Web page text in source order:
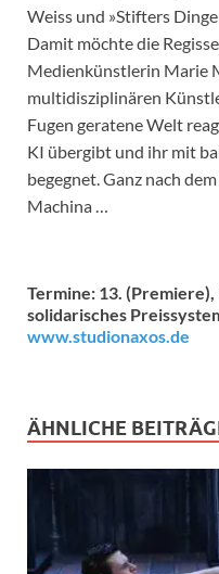
Weiss und »Stifters
Damit möchte die
Medienkünstlerin Marie
multidisziplinären
Fugen geratene Welt
KI übergibt und ihr mit
begegnet. Ganz nach
Machina …
Termine: 13. (Premiere),
solidarisches
www.studionaxos.de
ÄHNLICHE